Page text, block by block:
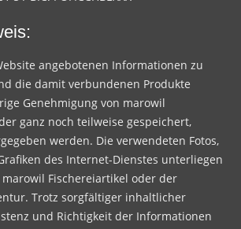
angebotenen Informationen zu
die damit verbundenen Produkte
Genehmigung von marowil
ganz noch teilweise gespeichert,
werden. Die verwendeten Fotos,
des Internet-Dienstes unterliegen
Fischereiartikel oder der
Trotz sorgfältiger inhaltlicher
und Richtigkeit der Informationen